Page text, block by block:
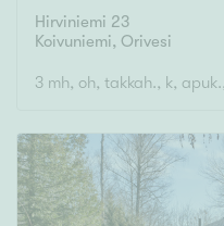
Hirviniemi 23
Koivuniemi, Orivesi
3 mh, oh, takkah., k,